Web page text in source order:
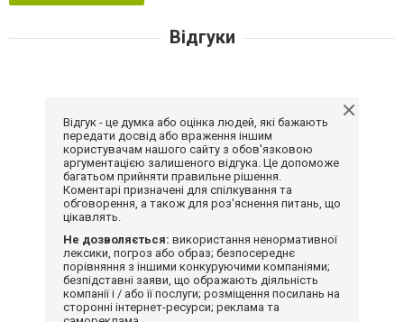
Відгуки
Відгук - це думка або оцінка людей, які бажають
передати досвід або враження іншим
користувачам нашого сайту з обов'язковою
аргументацією залишеного відгука. Це допоможе
багатьом прийняти правильне рішення.
Коментарі призначені для спілкування та
обговорення, а також для роз'яснення питань, що
цікавлять.
Не дозволяється: використання ненормативної
лексики, погроз або образ; безпосереднє
порівняння з іншими конкуруючими компаніями;
безпідставні заяви, що ображають діяльність
компанії і / або її послуги; розміщення посилань на
сторонні інтернет-ресурси; реклама та